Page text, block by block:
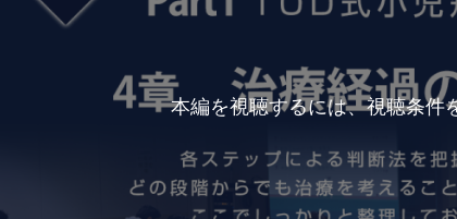
本編を視聴するには、視聴条件